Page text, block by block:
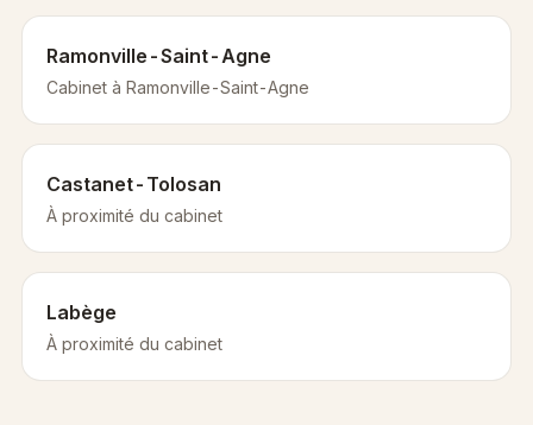
Ramonville-Saint-Agne
Cabinet à Ramonville-Saint-Agne
Castanet-Tolosan
À proximité du cabinet
Labège
À proximité du cabinet